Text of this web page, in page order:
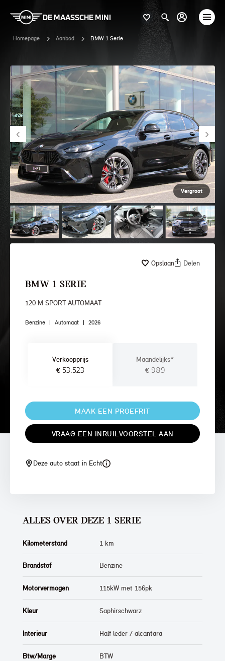
DE MAASSCHE MINI
Homepage Aanbod BMW 1 Serie
Vergroot
Opslaan Delen
BMW 1 SERIE
120 M SPORT AUTOMAAT
Benzine | Automaat | 2026
Verkoopprijs
€ 53.523
Maandelijks*
€ 989
MAAK EEN PROEFRIT
VRAAG EEN INRUILVOORSTEL AAN
Deze auto staat in Echt
ALLES OVER DEZE 1 SERIE
Kilometerstand 1 km
Brandstof Benzine
Motorvermogen 115kW met 156pk
Kleur Saphirschwarz
Interieur Half leder / alcantara
Btw/Marge BTW